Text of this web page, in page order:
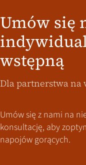
Umów się
wstępną
Dla partnerstwa na
Umów się z nami na
konsultację, aby
napojów gorących.